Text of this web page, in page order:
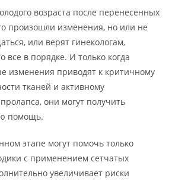
возраста после перенесенных
произошли изменения, но или не
или верят гинекологам,
все в порядке. И только когда
изменения приводят к критичному
тканей и активному
они могут получить
помощь.
этапе могут помочь только
с применением сетчатых
увеличивает риски